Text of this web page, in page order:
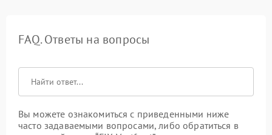
FAQ. Ответы на вопросы
Вы можете ознакомиться с приведенными ниже
часто задаваемыми вопросами, либо обратиться в